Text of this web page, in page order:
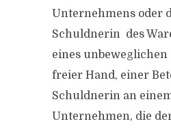
Unternehmens oder
Schuldnerin des
eines unbeweglichen
freier Hand, einer
Schuldnerin an
Unternehmen, die